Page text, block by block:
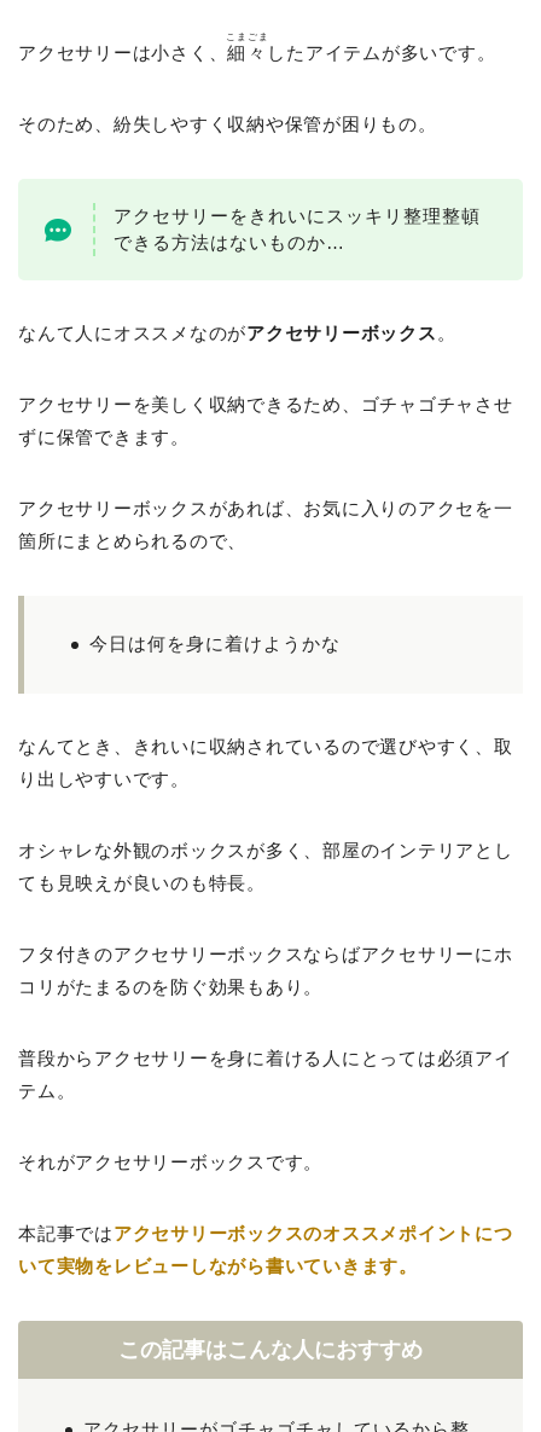
アクセサリーは小さく、細々
こまごま
したアイテムが多いです。
そのため、紛失しやすく収納や保管が困りもの。
アクセサリーをきれいにスッキリ整理整頓
できる方法はないものか…
なんて人にオススメなのがアクセサリーボックス 。
アクセサリーを美しく収納できるため、ゴチャゴチャさせ
ずに保管できます。
アクセサリーボックスがあれば、お気に入りのアクセを一
箇所にまとめられるので、
今日は何を身に着けようかな
なんてとき、きれいに収納されているので選びやすく、取
り出しやすいです。
オシャレな外観のボックスが多く、部屋のインテリアとし
ても見映えが良いのも特長。
フタ付きのアクセサリーボックスならばアクセサリーにホ
コリがたまるのを防ぐ効果もあり。
普段からアクセサリーを身に着ける人にとっては必須アイ
テム。
それがアクセサリーボックスです。
本記事ではアクセサリーボックスのオススメポイントにつ
いて実物をレビューしながら書いていきます。
この記事はこんな人におすすめ